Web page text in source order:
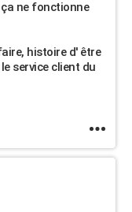
ne fonctionne
histoire d' être
service client du